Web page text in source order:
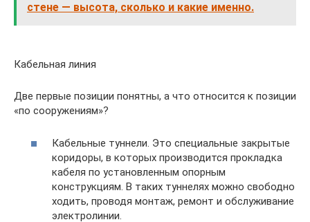
стене — высота, сколько и какие именно.
Кабельная линия
Две первые позиции понятны, а что относится к позиции
«по сооружениям»?
Кабельные туннели. Это специальные закрытые
коридоры, в которых производится прокладка
кабеля по установленным опорным
конструкциям. В таких туннелях можно свободно
ходить, проводя монтаж, ремонт и обслуживание
электролинии.